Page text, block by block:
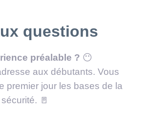
questions
préalable ? 😶
aux débutants. Vous
premier jour les bases de la
🚪